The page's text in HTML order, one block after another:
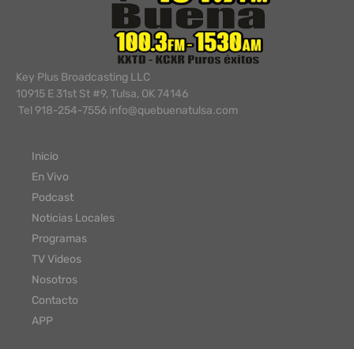
Key Plus Broadcasting LLC
10915 E 31st St #9, Tulsa, OK 74146
Tel 918-254-7556 info@quebuenatulsa.com
Inicio
En Vivo
Podcast
Noticias Locales
Programas
TV Videos
Nosotros
Contacto
APP